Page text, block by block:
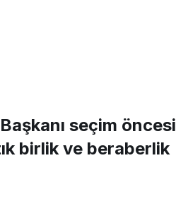
seçim öncesi
birlik ve beraberlik